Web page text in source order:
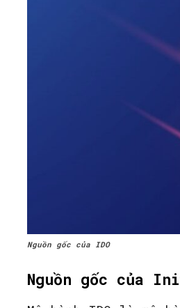
Nguồn gốc của IDO
Nguồn gốc của